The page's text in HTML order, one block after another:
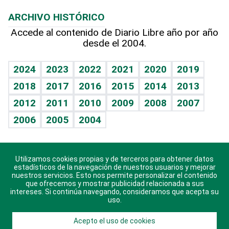
Hablando con el pediatra
Vida y familia
Eñe
Celebrando la vida
Sin complejos
En pocas palabras
Escuchando al corazón
Economía Personal
Línea de hit
TBT Deportivo
Hecho en casa
Guía del dinero
Cumpleaños
Horóscopos
Crucigramas
ARCHIVO HISTÓRICO
Accede al contenido de Diario Libre año por año
desde el 2004.
2024 2023 2022 2021 2020
2019
2018
2017 2016 2015 2014
2013
2012
2011 2010 2009 2008
2007
2006
2005 2004
Descarga nuestras aplicaciones para Android, iOS y
sistema Huawei.
Utilizamos cookies propias y de terceros para obtener datos
estadísticos de la navegación de nuestros usuarios y mejorar
nuestros servicios. Esto nos permite personalizar el contenido
que ofrecemos y mostrar publicidad relacionada a sus
intereses. Si continúa navegando, consideramos que acepta su
uso.
Acepto el uso de cookies